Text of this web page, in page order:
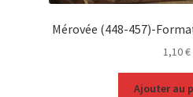
Mérovée (448-457)-
1,10€
Ajouter au